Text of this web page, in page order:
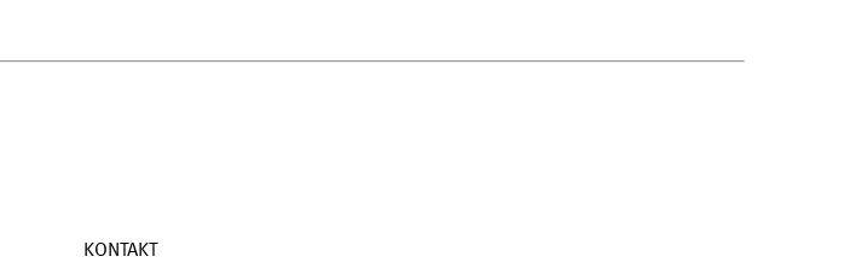
KONTAKT